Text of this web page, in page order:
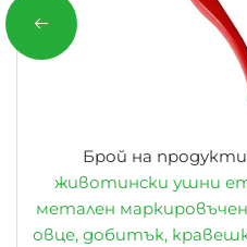
Брой на
животински ушни
метален
овце, добитък,